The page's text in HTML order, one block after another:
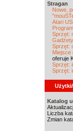
Stragan
Nowe,
Atari
Sprzęt:
Sprzęt:
Miejsce
oferuje
Sprzęt:
Sprzęt:
Katalog
Liczba
Zmian